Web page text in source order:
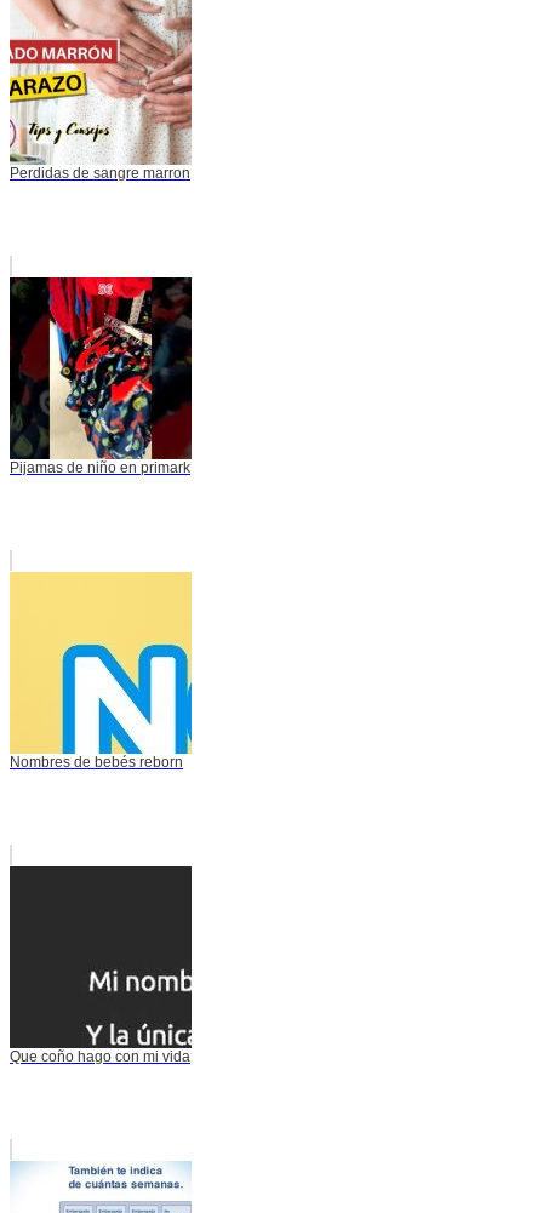
Perdidas de sangre marron
Pijamas de niño en primark
Nombres de bebés reborn
Que coño hago con mi vida